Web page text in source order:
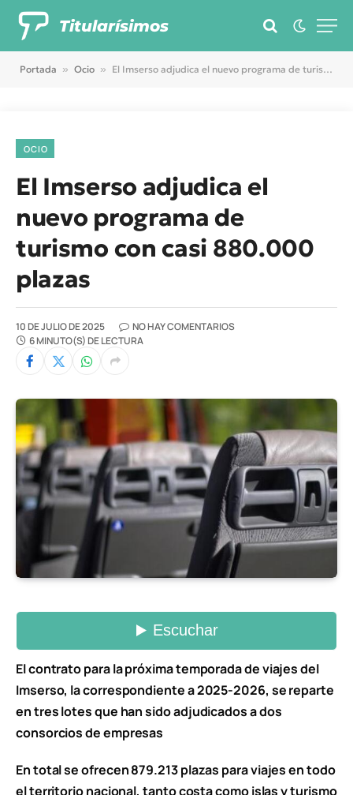
Titularísimos
Portada » Ocio » El Imserso adjudica el nuevo programa de turismo con casi 880.000 plazas
OCIO
El Imserso adjudica el
nuevo programa de
turismo con casi 880.000
plazas
10 DE JULIO DE 2025
NO HAY COMENTARIOS
6 MINUTO(S) DE LECTURA
El contrato para la próxima temporada de viajes del
Imserso, la correspondiente a 2025-2026, se reparte
en tres lotes que han sido adjudicados a dos
consorcios de empresas
En total se ofrecen 879.213 plazas para viajes en todo
el territorio nacional, tanto costa como islas y turismo